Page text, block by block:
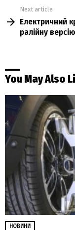
Next article
Електричний
ралійну версію
You May Also
НОВИНИ